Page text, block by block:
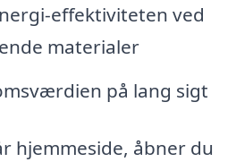
effektiviteten ved
materialer
på lang sigt
hjemmeside, åbner du